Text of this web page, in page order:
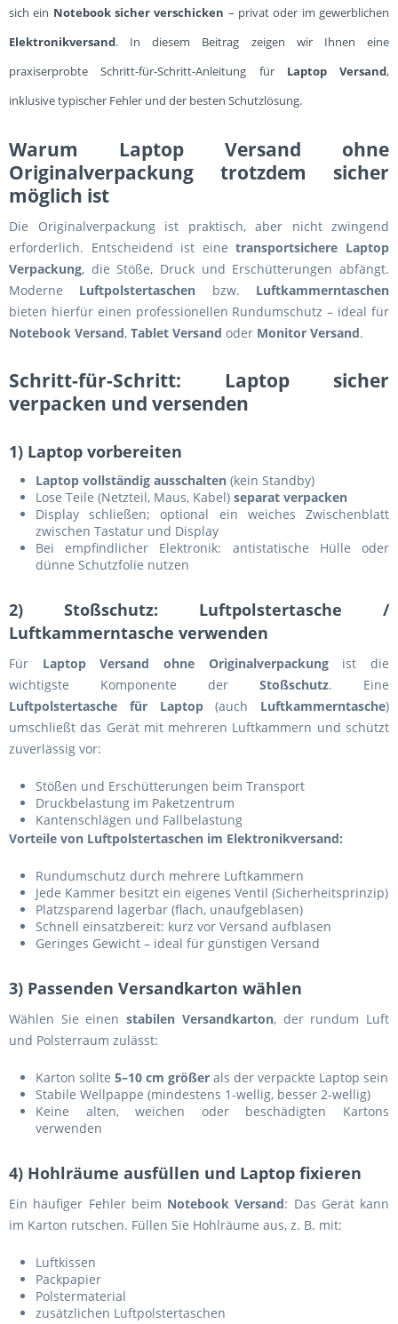
sich ein Notebook sicher verschicken – privat oder im gewerblichen
Elektronikversand. In diesem Beitrag zeigen wir Ihnen eine
praxiserprobte Schritt-für-Schritt-Anleitung für Laptop Versand,
inklusive typischer Fehler und der besten Schutzlösung.
Warum Laptop Versand ohne
Originalverpackung trotzdem sicher
möglich ist
Die Originalverpackung ist praktisch, aber nicht zwingend
erforderlich. Entscheidend ist einetransportsichere Laptop
Verpackung, die Stöße, Druck und Erschütterungen abfängt.
Moderne Luftpolstertaschen bzw. Luftkammerntaschen
bieten hierfür einen professionellen Rundumschutz – ideal für
Notebook Versand, Tablet Versand oder Monitor Versand.
Schritt-für-Schritt: Laptop sicher
verpacken und versenden
1) Laptop vorbereiten
Laptop vollständig ausschalten (kein Standby)
Lose Teile (Netzteil, Maus, Kabel) separat verpacken
Display schließen; optional ein weiches Zwischenblatt
zwischen Tastatur und Display
Bei empfindlicher Elektronik: antistatische Hülle oder
dünne Schutzfolie nutzen
2) Stoßschutz: Luftpolstertasche /
Luftkammerntasche verwenden
Für Laptop Versand ohne Originalverpackungist die
wichtigste Komponente der Stoßschutz. Eine
Luftpolstertasche für Laptop(auch Luftkammerntasche)
umschließt das Gerät mit mehreren Luftkammern und schützt
zuverlässig vor:
Stößen und Erschütterungen beim Transport
Druckbelastung im Paketzentrum
Kantenschlägen und Fallbelastung
Vorteile von Luftpolstertaschen im Elektronikversand:
Rundumschutz durch mehrere Luftkammern
Jede Kammer besitzt ein eigenes Ventil (Sicherheitsprinzip)
Platzsparend lagerbar (flach, unaufgeblasen)
Schnell einsatzbereit: kurz vor Versand aufblasen
Geringes Gewicht – ideal für günstigen Versand
3) Passenden Versandkarton wählen
Wählen Sie einenstabilen Versandkarton, der rundum Luft
und Polsterraum zulässt:
Karton sollte 5–10 cm größer als der verpackte Laptop sein
Stabile Wellpappe (mindestens 1-wellig, besser 2-wellig)
Keine alten, weichen oder beschädigten Kartons
verwenden
4) Hohlräume ausfüllen und Laptop fixieren
Ein häufiger Fehler beim Notebook Versand: Das Gerät kann
im Karton rutschen. Füllen Sie Hohlräume aus, z. B. mit:
Luftkissen
Packpapier
Polstermaterial
zusätzlichen Luftpolstertaschen